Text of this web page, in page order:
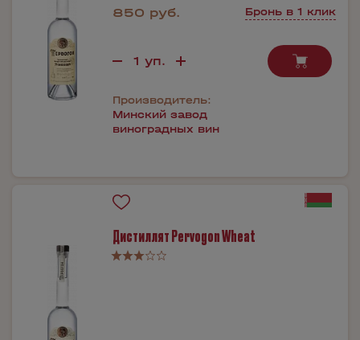
850 руб. Бронь в 1 клик
Производитель:
Минский завод
виноградных вин
Дистиллят Pervogon Wheat